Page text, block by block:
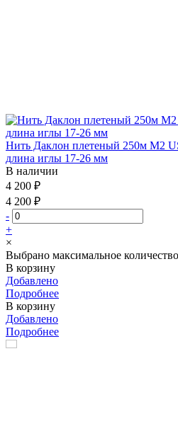
Нить Даклон плетеный 250м М2
длина иглы 17-26 мм
В наличии
4 200 ₽
4 200 ₽
-
+
×
Выбрано максимальное
В корзину
Добавлено
Подробнее
В корзину
Добавлено
Подробнее